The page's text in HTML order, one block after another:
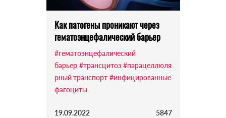
Как патогены проникают через
гематоэнцефалический барьер
#гематоэнцефалический
барьер #трансцитоз #парацеллюля
рный транспорт #инфицированные
фагоциты
19.09.2022 5847